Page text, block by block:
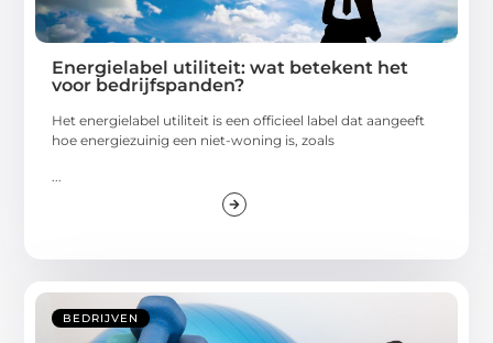
Energielabel utiliteit: wat betekent het
voor bedrijfspanden?
Het energielabel utiliteit is een officieel label dat aangeeft
hoe energiezuinig een niet-woning is, zoals
BEDRIJVEN